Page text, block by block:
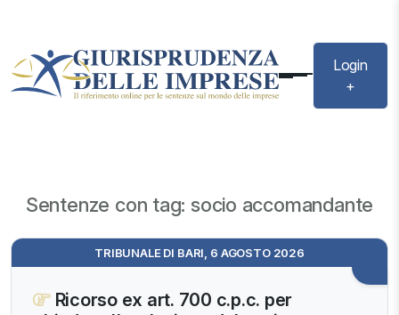
Login
+
Sentenze con tag: socio accomandante
TRIBUNALE DI BARI, 6 AGOSTO 2026
Ricorso ex art. 700 c.p.c. per